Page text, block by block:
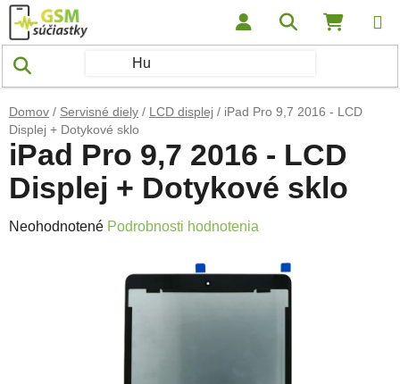
Prejsť na obsah Hľadať
Domov / Servisné diely / LCD displej / iPad Pro 9,7 2016 - LCD
Displej + Dotykové sklo
iPad Pro 9,7 2016 - LCD
Displej + Dotykové sklo
Priemerné hodnotenie produktu je 0,0 z 5 hviezdičiek.
Neohodnotené Podrobnosti hodnotenia